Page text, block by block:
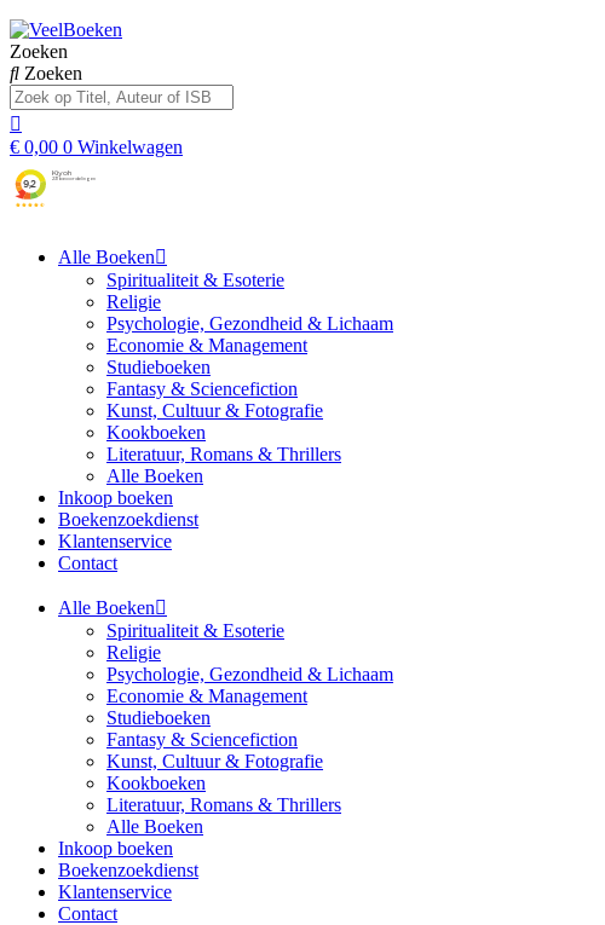
Zoeken
Zoeken
€ 0,00 0 Winkelwagen
Alle Boeken
Spiritualiteit & Esoterie
Religie
Psychologie, Gezondheid & Lichaam
Economie & Management
Studieboeken
Fantasy & Sciencefiction
Kunst, Cultuur & Fotografie
Kookboeken
Literatuur, Romans & Thrillers
Alle Boeken
Inkoop boeken
Boekenzoekdienst
Klantenservice
Contact
Alle Boeken
Spiritualiteit & Esoterie
Religie
Psychologie, Gezondheid & Lichaam
Economie & Management
Studieboeken
Fantasy & Sciencefiction
Kunst, Cultuur & Fotografie
Kookboeken
Literatuur, Romans & Thrillers
Alle Boeken
Inkoop boeken
Boekenzoekdienst
Klantenservice
Contact